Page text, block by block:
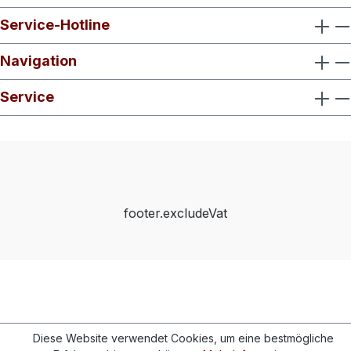
Service-Hotline
Navigation
Service
footer.excludeVat
Diese Website verwendet Cookies, um eine bestmögliche